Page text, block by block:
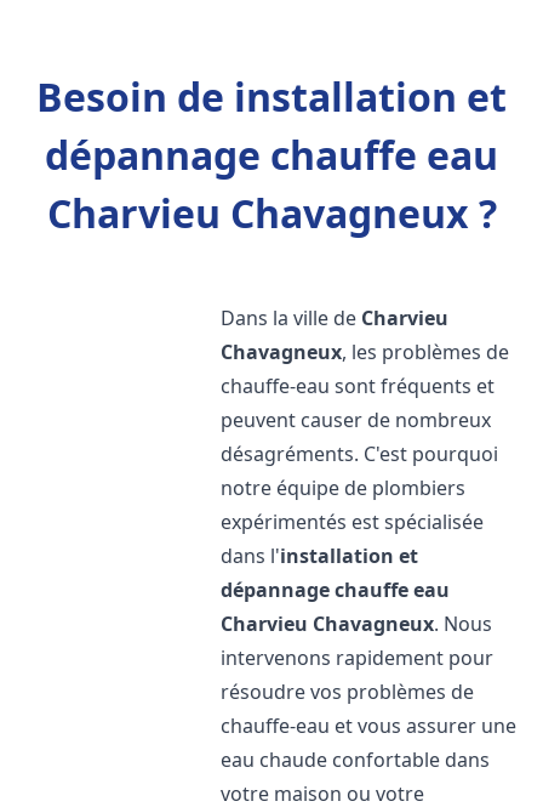
Besoin de installation et
dépannage chauffe eau
Charvieu Chavagneux ?
Dans la ville de Charvieu
Chavagneux, les problèmes de
chauffe-eau sont fréquents et
peuvent causer de nombreux
désagréments. C'est pourquoi
notre équipe de plombiers
expérimentés est spécialisée
dans l'installation et
dépannage chauffe eau
Charvieu Chavagneux. Nous
intervenons rapidement pour
résoudre vos problèmes de
chauffe-eau et vous assurer une
eau chaude confortable dans
votre maison ou votre